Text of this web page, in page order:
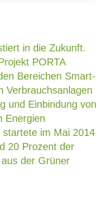
in die Zukunft.
PORTA
Bereichen Smart-
Verbrauchsanlagen
und Einbindung von
Energien
im Mai 2014
20 Prozent der
der Grüner